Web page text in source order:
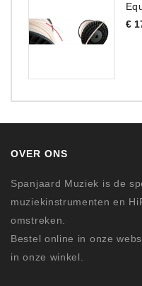
€
OVER ONS
Spanjaard Muziek is de
muziekinstrumenten en
omstreken.
Bestel online in onze
in onze winkel.